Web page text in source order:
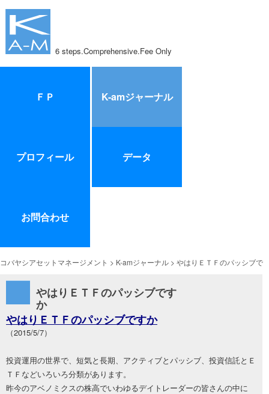
6 steps.Comprehensive.Fee Only
ＦＰ K-amジャーナル
プロフィール データ
お問合わせ
コバヤシアセットマネージメント > K-amジャーナル > やはりＥＴＦのパッシブで
すか
やはりＥＴＦのパッシブです
か
やはりＥＴＦのパッシブですか
（2015/5/7）
投資運用の世界で、短気と長期、アクティブとパッシブ、投資信託とＥ
ＴＦなどいろいろ分類があります。
昨今のアベノミクスの株高でいわゆるデイトレーダーの皆さんの中に